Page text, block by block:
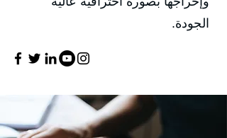
الجودة.